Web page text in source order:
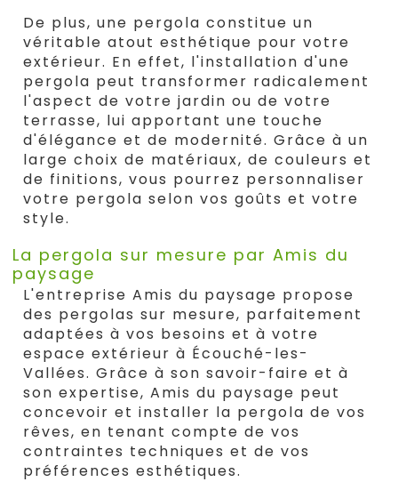
De plus, une pergola constitue un
véritable atout esthétique pour votre
extérieur. En effet, l'installation d'une
pergola peut transformer radicalement
l'aspect de votre jardin ou de votre
terrasse, lui apportant une touche
d'élégance et de modernité. Grâce à un
large choix de matériaux, de couleurs et
de finitions, vous pourrez personnaliser
votre pergola selon vos goûts et votre
style.
La pergola sur mesure par Amis du
paysage
L'entreprise Amis du paysage propose
des pergolas sur mesure, parfaitement
adaptées à vos besoins et à votre
espace extérieur à Écouché-les-
Vallées. Grâce à son savoir-faire et à
son expertise, Amis du paysage peut
concevoir et installer la pergola de vos
rêves, en tenant compte de vos
contraintes techniques et de vos
préférences esthétiques.